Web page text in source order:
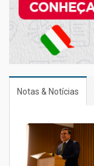
Notas & Notícias